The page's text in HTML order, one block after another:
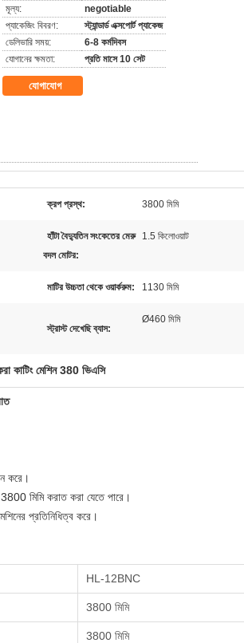
মূল্য:
negotiable
প্যাকেজিং বিবরণ:
স্ট্যান্ডার্ড এক্সপোর্ট প্যাকেজ
ডেলিভারি সময়:
6-8 কর্মদিবস
যোগানের ক্ষমতা:
প্রতি মাসে 10 সেট
যোগাযোগ
ক্রপ প্রস্থ: 3800 মিমি
হাঁটা বৈদ্যুতিন সংকেতের মেরু
বদল মোটর:
1.5 কিলোওয়াট
মাটির উচ্চতা থেকে ওয়ার্করুম: 1130 মিমি
স্ট্রাস্ট দেখেছি ব্যাস:
Ø460 মিমি
কাটিং মেশিন 380 ভিএসি
করে।
মিমি করাত করা যেতে পারে।
প্রতিনিধিত্ব করে।
HL-12BNC
3800 মিমি
3800 মিমি